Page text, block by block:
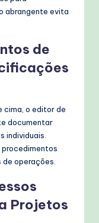
abrangente evita
de
cima, o editor de
documentar
individuais.
operações.
Projetos